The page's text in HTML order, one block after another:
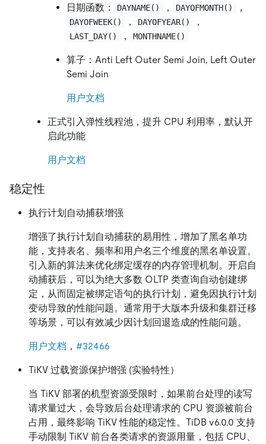
日期函数： DAYNAME() ， DAYOFMONTH() ，
DAYOFWEEK() ， DAYOFYEAR() ，
LAST_DAY() ， MONTHNAME()
算子：Anti Left Outer Semi Join, Left Outer
Semi Join
用户文档
正式引入弹性线程池，提升 CPU 利用率，默认开
启此功能
用户文档
稳定性
执行计划自动捕获增强
增强了执行计划自动捕获的易用性，增加了黑名单功
能，支持表名、频率和用户名三个维度的黑名单设置。
引入新的算法来优化绑定缓存的内存管理机制。开启自
动捕获后，可以为绝大多数 OLTP 类查询自动创建绑
定，从而固定被绑定语句的执行计划，避免因执行计划
变动导致的性能问题。通常用于大版本升级和集群迁移
等场景，可以有效减少因计划回退造成的性能问题。
用户文档 ， #32466
TiKV 过载资源保护增强 (实验特性）
当 TiKV 部署的机型资源受限时，如果前台处理的读写
请求量过大，会导致后台处理请求的 CPU 资源被前台
占用，最终影响 TiKV 性能的稳定性。TiDB v6.0.0 支持
手动限制 TiKV 前台各类请求的资源用量，包括 CPU、